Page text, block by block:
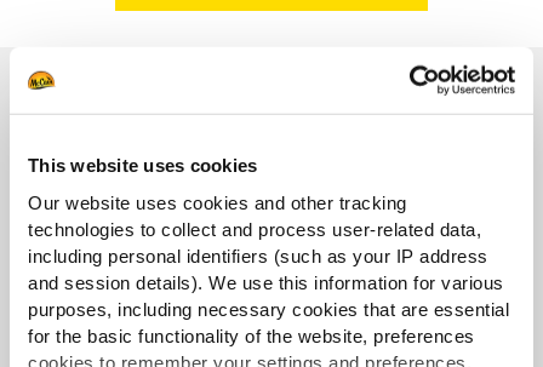
This website uses cookies
Our website uses cookies and other tracking
technologies to collect and process user-related data,
including personal identifiers (such as your IP address
and session details). We use this information for various
purposes, including necessary cookies that are essential
for the basic functionality of the website, preferences
cookies to remember your settings and preferences,
Marken